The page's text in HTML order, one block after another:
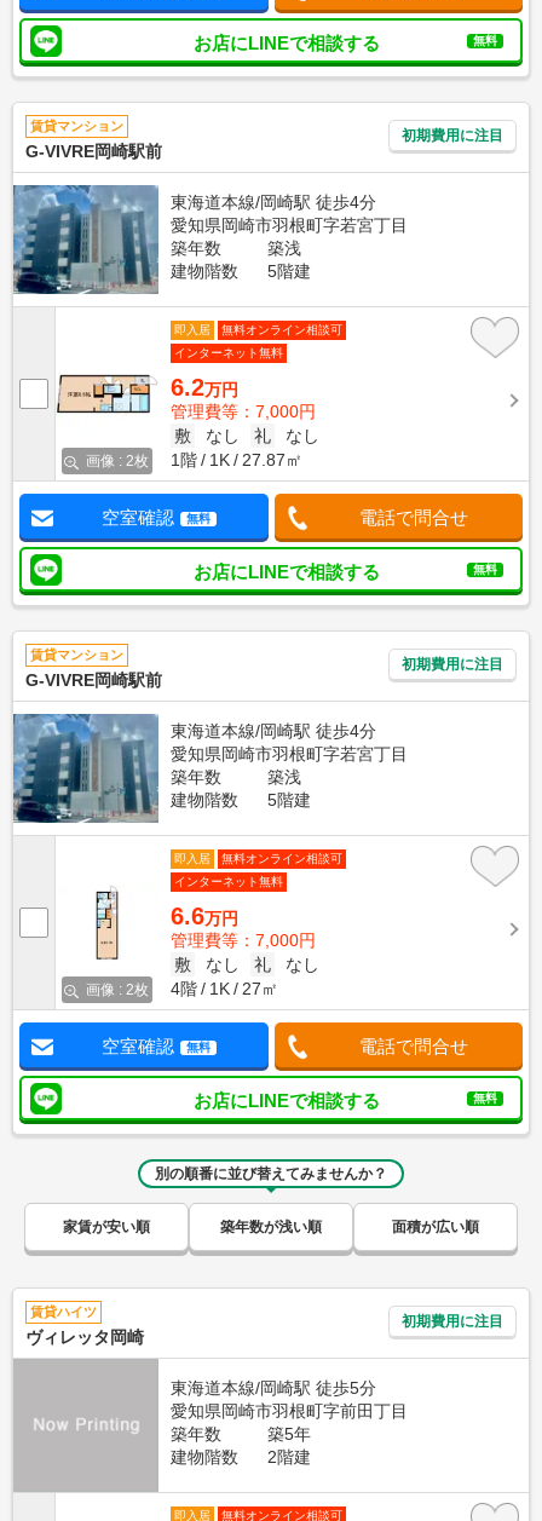
お店にLINEで相談する 無料
賃貸マンション
G-VIVRE岡崎駅前
初期費用に注目
東海道本線/岡崎駅 徒歩4分
愛知県岡崎市羽根町字若宮丁目
築年数
築浅
建物階数
5階建
画像 : 2枚
即入居
無料オンライン相談可
インターネット無料
6.2万円
管理費等：7,000円
敷
なし 礼
なし
1階
1K 27.87㎡
空室確認 無料 電話で問合せ
お店にLINEで相談する 無料
賃貸マンション
G-VIVRE岡崎駅前
初期費用に注目
東海道本線/岡崎駅 徒歩4分
愛知県岡崎市羽根町字若宮丁目
築年数
築浅
建物階数
5階建
画像 : 2枚
即入居
無料オンライン相談可
インターネット無料
6.6万円
管理費等：7,000円
敷
なし 礼
なし
4階
1K 27㎡
空室確認 無料 電話で問合せ
お店にLINEで相談する 無料
別の順番に並び替えてみませんか？
家賃が安い順 築年数が浅い順 面積が広い順
賃貸ハイツ
ヴィレッタ岡崎
初期費用に注目
東海道本線/岡崎駅 徒歩5分
愛知県岡崎市羽根町字前田丁目
築年数
築5年
建物階数
2階建
即入居 無料オンライン相談可